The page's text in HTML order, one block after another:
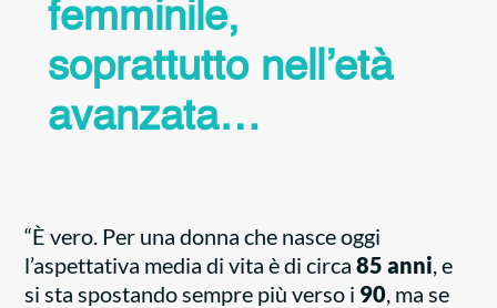
femminile,
soprattutto nell’età
avanzata…
“È vero. Per una donna che nasce oggi
l’aspettativa media di vita è di circa85 anni, e
si sta spostando sempre più verso i 90, ma se